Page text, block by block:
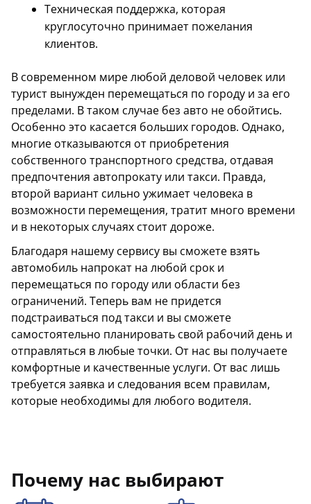
Техническая поддержка, которая
круглосуточно принимает пожелания
клиентов.
В современном мире любой деловой человек или
турист вынужден перемещаться по городу и за его
пределами. В таком случае без авто не обойтись.
Особенно это касается больших городов. Однако,
многие отказываются от приобретения
собственного транспортного средства, отдавая
предпочтения автопрокату или такси. Правда,
второй вариант сильно ужимает человека в
возможности перемещения, тратит много времени
и в некоторых случаях стоит дороже.
Благодаря нашему сервису вы сможете взять
автомобиль напрокат на любой срок и
перемещаться по городу или области без
ограничений. Теперь вам не придется
подстраиваться под такси и вы сможете
самостоятельно планировать свой рабочий день и
отправляться в любые точки. От нас вы получаете
комфортные и качественные услуги. От вас лишь
требуется заявка и следования всем правилам,
которые необходимы для любого водителя.
Почему нас выбирают